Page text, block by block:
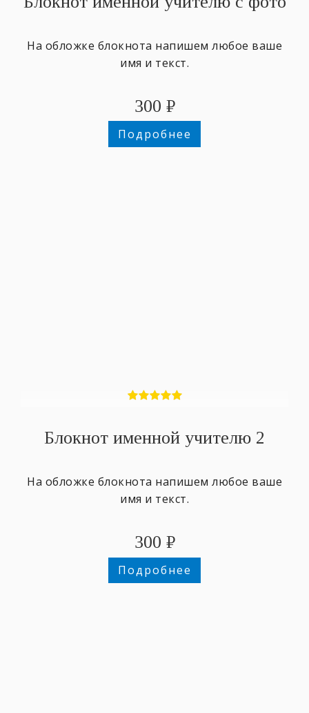
На обложке блокнота напишем любое ваше
имя и текст.
300 ₽
Подробнее
Блокнот именной учителю 2
На обложке блокнота напишем любое ваше
имя и текст.
300 ₽
Подробнее